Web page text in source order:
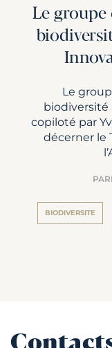
Le
Le
biodiversité
copiloté par
décerner le
BIODIVERSITE